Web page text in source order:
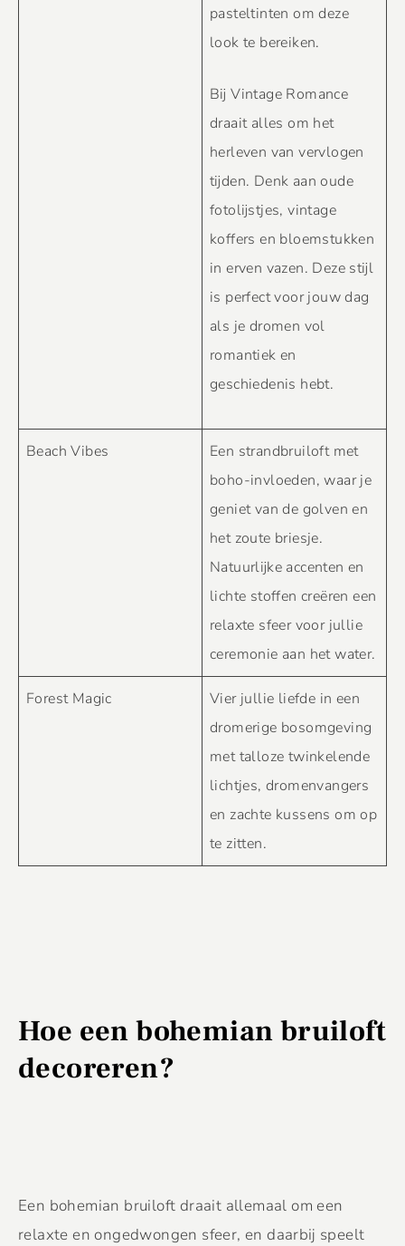
pasteltinten om deze
look te bereiken.
Bij Vintage Romance
draait alles om het
herleven van vervlogen
tijden. Denk aan oude
fotolijstjes, vintage
koffers en bloemstukken
in erven vazen. Deze stijl
is perfect voor jouw dag
als je dromen vol
romantiek en
geschiedenis hebt.
Beach Vibes
Een strandbruiloft met
boho-invloeden, waar je
geniet van de golven en
het zoute briesje.
Natuurlijke accenten en
lichte stoffen creëren een
relaxte sfeer voor jullie
ceremonie aan het water.
Forest Magic
Vier jullie liefde in een
dromerige bosomgeving
met talloze twinkelende
lichtjes, dromenvangers
en zachte kussens om op
te zitten.
Hoe een bohemian bruiloft
decoreren?
Een bohemian bruiloft draait allemaal om een
relaxte en ongedwongen sfeer, en daarbij speelt